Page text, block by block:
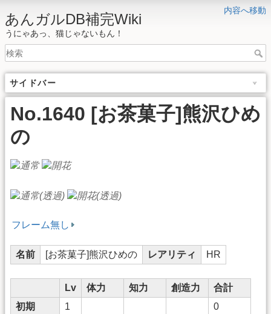
内容へ移動
あんガルDB補完Wiki
うにゃあっ、猫じゃないもん！
サイドバー
No.1640 [お茶菓子]熊沢ひめ
の
フレーム無し
名前 [お茶菓子]熊沢ひめの レアリティ HR
Lv 体力 知力 創造力
合計
初期
1
0